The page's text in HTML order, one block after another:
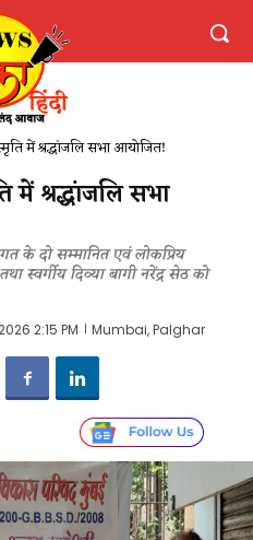
में श्रद्धांजलि सभा आयोजित​!
में श्रद्धांजलि सभा
के दो सम्मानित एवं लोकप्रिय
स्वर्गीय दिव्या बागी नरेंद्र सेठ को
2:15 PM Mumbai, Palghar